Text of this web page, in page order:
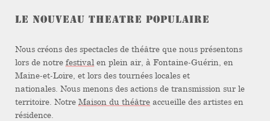
LE NOUVEAU THEATRE POPULAIRE
Nous créons des spectacles de théâtre que nous présentons
lors de notre festival en plein air, à Fontaine-Guérin, en
Maine-et-Loire, et lors des tournées locales et
nationales. Nous menons des actions de transmission sur le
territoire. Notre Maison du théâtre accueille des artistes en
résidence.